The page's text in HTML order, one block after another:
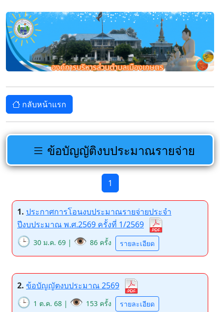
กลับหน้าแรก
ข้อบัญญัติงบประมาณรายจ่าย
1
1. ประกาศการโอนงบประมาณรายจ่ายประจำ
ปีงบประมาณ พ.ศ.2569 ครั้งที่ 1/2569
🕒 30 ม.ค. 69 | 👁️ 86 ครั้ง รายละเอียด
2. ข้อบัญญัตงบประมาณ 2569
🕒 1 ต.ค. 68 | 👁️ 153 ครั้ง รายละเอียด